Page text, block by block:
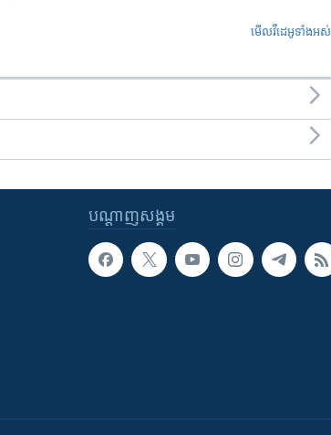
មើល​វីដេអូ​ទាំង​អស់
បណ្តាញ​សង្គម